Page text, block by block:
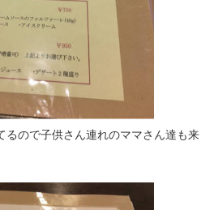
るので子供さん連れのママさん達も来